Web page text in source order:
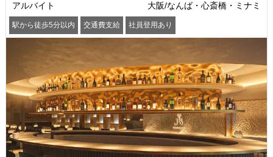
アルバイト 大阪/なんば・心斎橋・ミナミ
駅から徒歩5分以内 交通費支給 社員登用あり